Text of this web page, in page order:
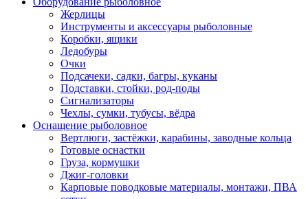
Жерлицы
Инструменты и аксессуары рыболовные
Коробки, ящики
Ледобуры
Очки
Подсачеки, садки, багры, куканы
Подставки, стойки, род-поды
Сигнализаторы
Чехлы, сумки, тубусы, вёдра
Оснащение рыболовное
Вертлюги, застёжки, карабины, заводные кольца
Готовые оснастки
Груза, кормушки
Джиг-головки
Карповые поводковые материалы, монтажи, ПВА